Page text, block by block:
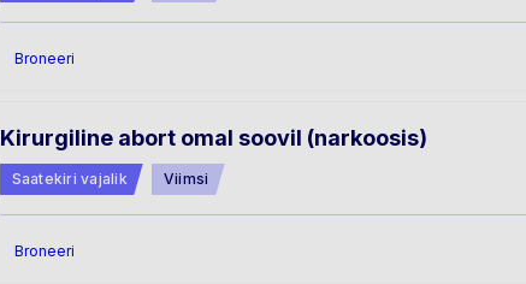
Broneeri
Kirurgiline abort omal soovil (narkoosis)
Saatekiri vajalik Viimsi
Broneeri